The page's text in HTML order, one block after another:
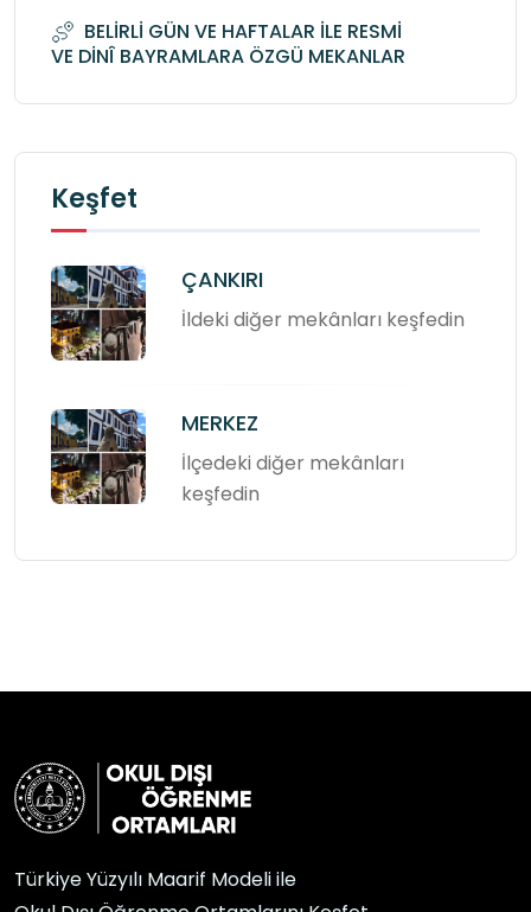
BELİRLİ GÜN VE HAFTALAR İLE RESMİ
VE DİNÎ BAYRAMLARA ÖZGÜ MEKANLAR
Keşfet
ÇANKIRI
İldeki diğer mekânları keşfedin
MERKEZ
İlçedeki diğer mekânları
keşfedin
Türkiye Yüzyılı Maarif Modeli ile